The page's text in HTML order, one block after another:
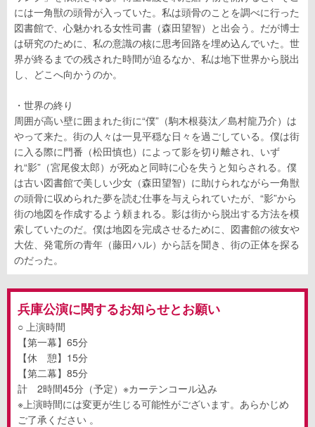
には一角獣の頭骨が入っていた。私は頭骨のことを調べに行った
図書館で、心魅かれる女性司書（森田望智）と出会う。だが博士
は研究のために、私の意識の核に思考回路を埋め込んでいた。世
界が終るまでの残された時間が迫るなか、私は地下世界から脱出
し、どこへ向かうのか。
・世界の終り
周囲が高い壁に囲まれた街に“僕”（駒木根葵汰／島村龍乃介）は
やって来た。街の人々は一見平穏な日々を過ごしている。僕は街
に入る際に門番（松田慎也）によって影を切り離され、いず
れ“影”（宮尾俊太郎）が死ぬと同時に心を失うと知らされる。僕
は古い図書館で美しい少女（森田望智）に助けられながら一角獣
の頭骨に収められた夢を読む仕事を与えられていたが、“影”から
街の地図を作成するよう頼まれる。影は街から脱出する方法を模
索していたのだ。僕は地図を完成させるために、図書館の彼女や
大佐、発電所の青年（藤田ハル）から話を聞き、街の正体を探る
のだった。
兵庫公演に関するお知らせとお願い
○ 上演時間
【第一幕】65分
【休 憩】15分
【第二幕】85分
計 2時間45分（予定）※カーテンコール込み
※上演時間には変更が生じる可能性がございます。あらかじめ
ご了承ください 。